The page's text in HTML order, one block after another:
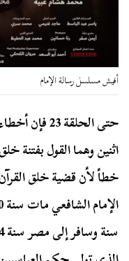
أفيش مسلسل رسالة الإمام
حتى الحلقة
اثنين وهما القول بفتنة
خطأ لأن قضية خلق القرآن
الإمام الشافعي مات سنة 220م / 204هـ